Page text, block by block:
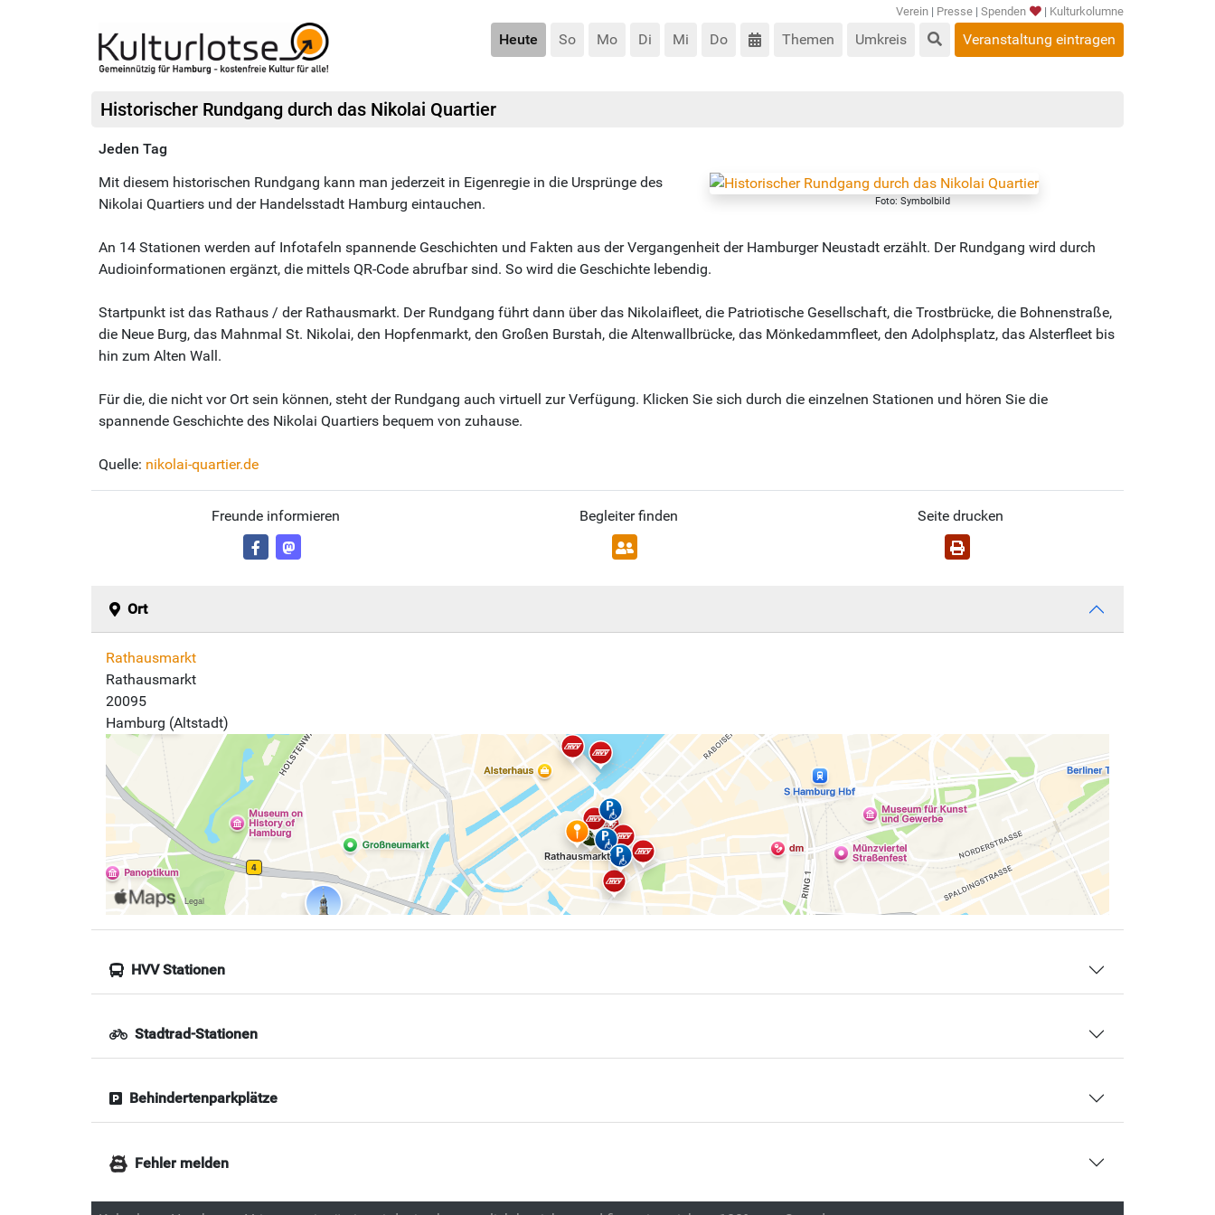
Verein | Presse | Spenden | Kulturkolumne
Heute So Mo Di Mi Do Themen Umkreis Veranstaltung eintragen
Historischer Rundgang durch das Nikolai Quartier
Jeden Tag
Foto: Symbolbild
Mit diesem historischen Rundgang kann man jederzeit in Eigenregie in die Ursprünge des
Nikolai Quartiers und der Handelsstadt Hamburg eintauchen.
An 14 Stationen werden auf Infotafeln spannende Geschichten und Fakten aus der Vergangenheit der Hamburger Neustadt erzählt. Der Rundgang wird durch
Audioinformationen ergänzt, die mittels QR-Code abrufbar sind. So wird die Geschichte lebendig.
Startpunkt ist das Rathaus / der Rathausmarkt. Der Rundgang führt dann über das Nikolaifleet, die Patriotische Gesellschaft, die Trostbrücke, die Bohnenstraße,
die Neue Burg, das Mahnmal St. Nikolai, den Hopfenmarkt, den Großen Burstah, die Altenwallbrücke, das Mönkedammfleet, den Adolphsplatz, das Alsterfleet bis
hin zum Alten Wall.
Für die, die nicht vor Ort sein können, steht der Rundgang auch virtuell zur Verfügung. Klicken Sie sich durch die einzelnen Stationen und hören Sie die
spannende Geschichte des Nikolai Quartiers bequem von zuhause.
Quelle: nikolai-quartier.de
Freunde informieren Begleiter finden Seite drucken
Ort
Rathausmarkt
Rathausmarkt
20095
Hamburg (Altstadt)
HVV Stationen
Stadtrad-Stationen
Behindertenparkplätze
Fehler melden